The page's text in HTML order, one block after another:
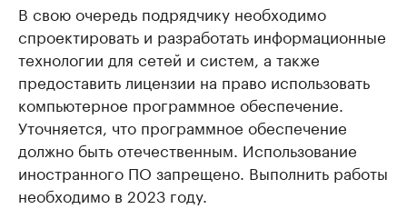
В свою очередь подрядчику необходимо
спроектировать и разработать информационные
технологии для сетей и систем, а также
предоставить лицензии на право использовать
компьютерное программное обеспечение.
Уточняется, что программное обеспечение
должно быть отечественным. Использование
иностранного ПО запрещено. Выполнить работы
необходимо в 2023 году.